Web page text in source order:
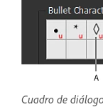
Cuadro de